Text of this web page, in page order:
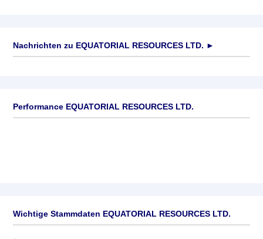
Nachrichten zu EQUATORIAL RESOURCES LTD. ►
Performance EQUATORIAL RESOURCES LTD.
Wichtige Stammdaten EQUATORIAL RESOURCES LTD.